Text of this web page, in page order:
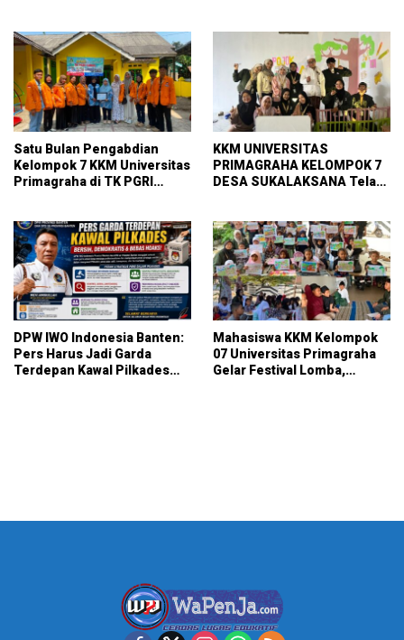
Satu Bulan Pengabdian
Kelompok 7 KKM Universitas
Primagraha di TK PGRI
KKM UNIVERSITAS
PRIMAGRAHA KELOMPOK 7
DESA SUKALAKSANA Telah
DPW IWO Indonesia Banten:
Pers Harus Jadi Garda
Terdepan Kawal Pilkades
Mahasiswa KKM Kelompok
07 Universitas Primagraha
Gelar Festival Lomba,